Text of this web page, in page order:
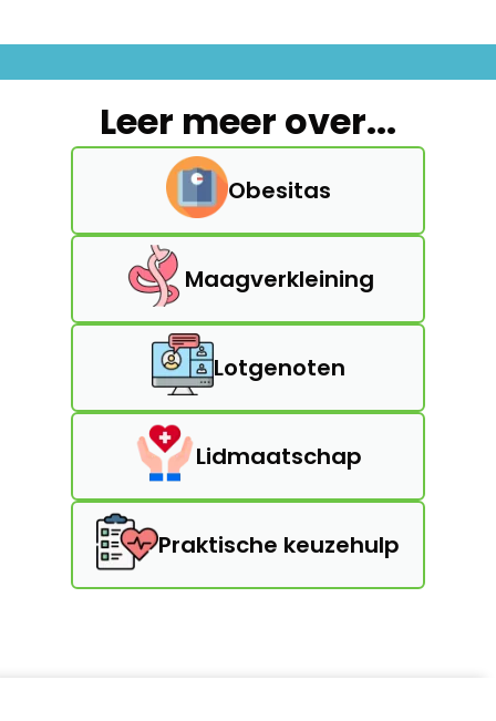
Leer meer over...
Obesitas
Maagverkleining
Lotgenoten
Lidmaatschap
Praktische keuzehulp